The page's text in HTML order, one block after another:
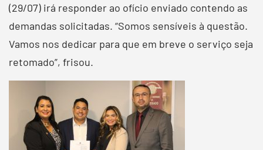
(29/07) irá responder ao ofício enviado contendo as
demandas solicitadas. “Somos sensíveis à questão.
Vamos nos dedicar para que em breve o serviço seja
retomado”, frisou.